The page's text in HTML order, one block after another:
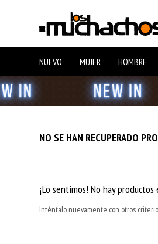
NUEVO MUJER HOMBRE
NO SE HAN RECUPERADO
¡Lo sentimos! No hay productos
Inténtalo nuevamente con otros